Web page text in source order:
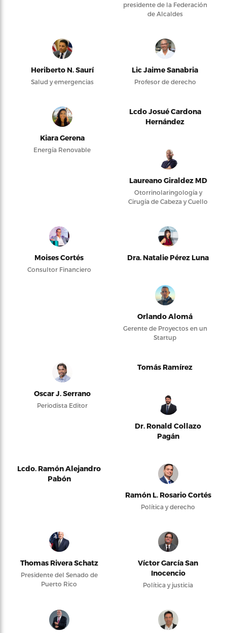
presidente de la Federación
de Alcaldes
Heriberto N. Saurí
Salud y emergencias
Lic Jaime Sanabria
Profesor de derecho
Kiara Gerena
Energía Renovable
Lcdo Josué Cardona
Hernández
Laureano Giraldez MD
Otorrinolaringología y
Cirugía de Cabeza y Cuello
Moises Cortés
Consultor Financiero
Dra. Natalie Pérez Luna
Orlando Alomá
Gerente de Proyectos en un
Startup
Oscar J. Serrano
Periodista Editor
Tomás Ramírez
Dr. Ronald Collazo
Pagán
Lcdo. Ramón Alejandro
Pabón
Ramón L. Rosario Cortés
Política y derecho
Thomas Rivera Schatz
Presidente del Senado de
Puerto Rico
Víctor García San
Inocencio
Política y justicia